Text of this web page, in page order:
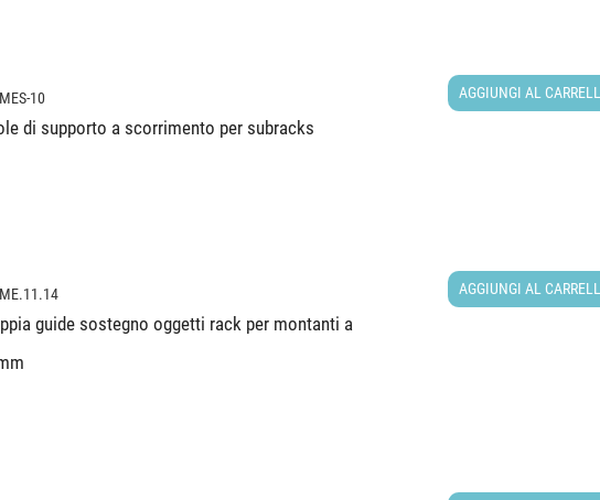
10
di supporto a scorrimento per subracks
AGGIUNGI AL
guide sostegno oggetti rack per montanti a
AGGIUNGI AL